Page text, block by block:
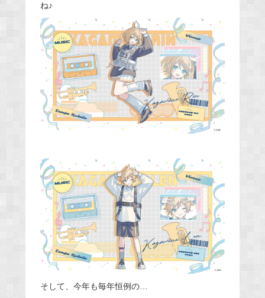
ね♪
そして、今年も毎年恒例の…